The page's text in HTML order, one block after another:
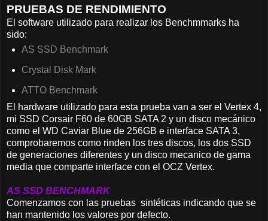
PRUEBAS DE RENDIMIENTO
El software utilizado para realizar los Benchmmarks ha
sido:
AS SSD Benchmark
Crystal Disk Mark
ATTO Benchmark
El hardware utilizado para esta prueba van a ser el Vertex 4,
mi SSD Corsair F60 de 60GB SATA 2 y un disco mecánico
como el WD Caviar Blue de 256GB e interface SATA 3,
comprobaremos como rinden los tres discos, los dos SSD
de generaciones diferentes y un disco mecanico de gama
media que comparte interface con el OCZ Vertex.
AS SSD BENCHMARK
Comenzamos con las pruebas sintéticas indicando que se
han mantenido los valores por defecto.